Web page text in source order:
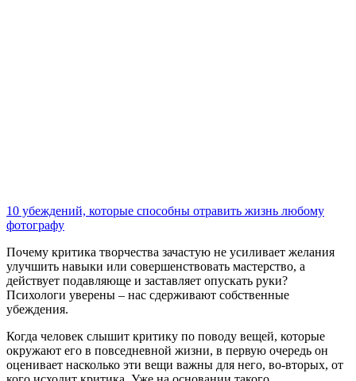
10 убеждений, которые способны отравить жизнь любому
фотографу
Почему критика творчества зачастую не усиливает желания
улучшить навыки или совершенствовать мастерство, а
действует подавляюще и заставляет опускать руки?
Психологи уверены – нас сдерживают собственные
убеждения.
Когда человек слышит критику по поводу вещей, которые
окружают его в повседневной жизни, в первую очередь он
оценивает насколько эти вещи важны для него, во-вторых, от